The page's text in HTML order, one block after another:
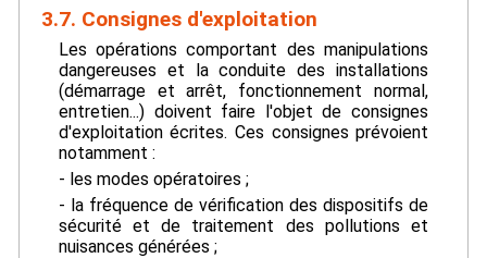
3.7. Consignes d'exploitation
Les opérations comportant des manipulations
dangereuses et la conduite des installations
(démarrage et arrêt, fonctionnement normal,
entretien...) doivent faire l'objet de consignes
d'exploitation écrites. Ces consignes prévoient
notamment :
- les modes opératoires ;
- la fréquence de vérification des dispositifs de
sécurité et de traitement des pollutions et
nuisances générées ;